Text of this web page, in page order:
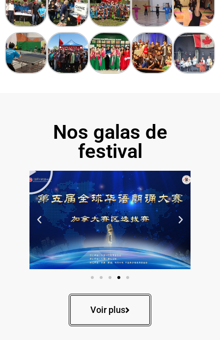
Nos galas de
festival
Voir plus